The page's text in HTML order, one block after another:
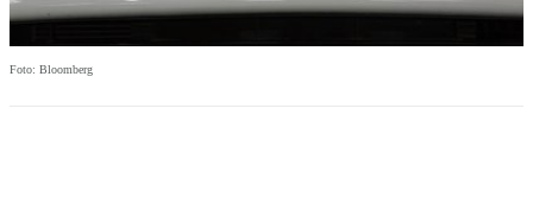
Foto: Bloomberg